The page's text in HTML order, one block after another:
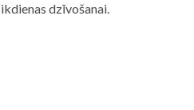
dzīvošanai.